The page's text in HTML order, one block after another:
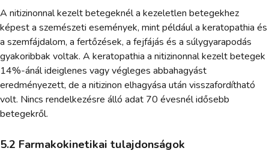
A nitizinonnal kezelt betegeknél a kezeletlen betegekhez
képest a szemészeti események, mint például a keratopathia és
a szemfájdalom, a fertőzések, a fejfájás és a súlygyarapodás
gyakoribbak voltak. A keratopathia a nitizinonnal kezelt betegek
14%-ánál ideiglenes vagy végleges abbahagyást
eredményezett, de a nitizinon elhagyása után visszafordítható
volt. Nincs rendelkezésre álló adat 70 évesnél idősebb
betegekről.
5.2 Farmakokinetikai tulajdonságok